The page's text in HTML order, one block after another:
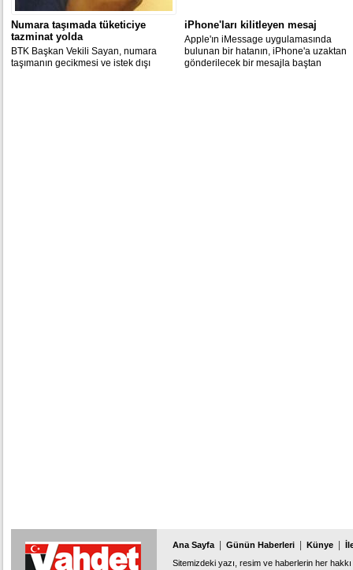
Numara taşımada tüketiciye
tazminat yolda
BTK Başkan Vekili Sayan, numara
taşımanın gecikmesi ve istek dışı
iPhone'ları kilitleyen mesaj
Apple'ın iMessage uygulamasında
bulunan bir hatanın, iPhone'a uzaktan
gönderilecek bir mesajla baştan
Ana Sayfa Günün Haberleri Künye
Sitemizdeki yazı, resim ve haberlerin her